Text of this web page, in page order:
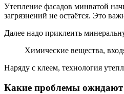
Утепление фасадов минватой
загрязнений не остаётся. Это
Далее надо приклеить
Химические вещества,
Наряду с клеем, технология
Какие проблемы ожидают